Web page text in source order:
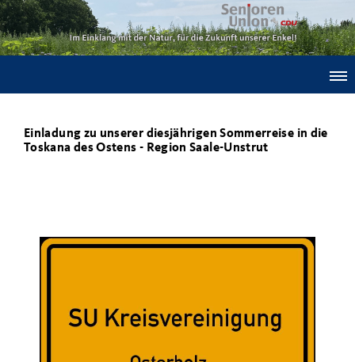
Einladung zu unserer diesjährigen Sommerreise in die
Toskana des Ostens - Region Saale-Unstrut